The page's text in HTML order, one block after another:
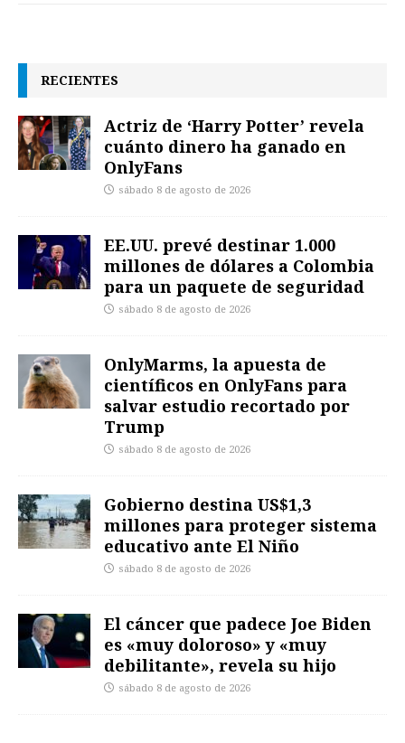
RECIENTES
Actriz de ‘Harry Potter’ revela
cuánto dinero ha ganado en
OnlyFans
sábado 8 de agosto de 2026
EE.UU. prevé destinar 1.000
millones de dólares a Colombia
para un paquete de seguridad
sábado 8 de agosto de 2026
OnlyMarms, la apuesta de
científicos en OnlyFans para
salvar estudio recortado por
Trump
sábado 8 de agosto de 2026
Gobierno destina US$1,3
millones para proteger sistema
educativo ante El Niño
sábado 8 de agosto de 2026
El cáncer que padece Joe Biden
es «muy doloroso» y «muy
debilitante», revela su hijo
sábado 8 de agosto de 2026